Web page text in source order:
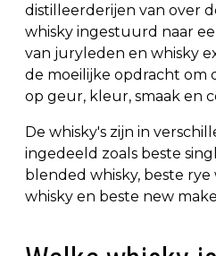
distilleerderijen van over
whisky ingestuurd naar
van juryleden en whisky
de moeilijke opdracht om
op geur, kleur, smaak en
De whisky's zijn in
ingedeeld zoals beste
blended whisky, beste rye
whisky en beste new